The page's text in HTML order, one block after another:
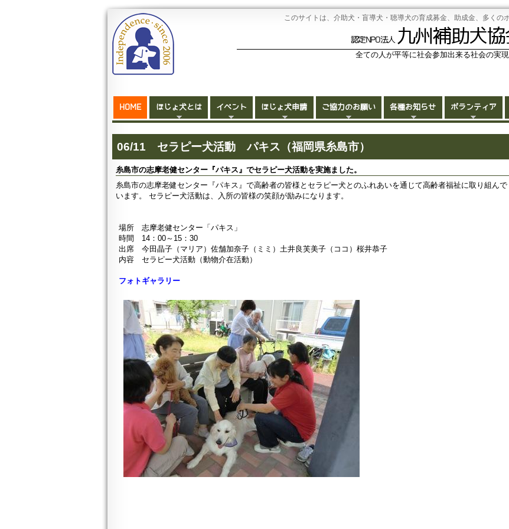
このサイトは、介助犬・盲導犬・聴導犬の育成募金、助成金、多くの
認定NPO法人 九州補助犬
全ての人が平等に社会参加出来る社会の実
HOME ほじょ犬とは イベント ほじょ犬申請 ご協力のお願い 各種お知らせ ボランティア
06/11 セラピー犬活動 パキス（福岡県糸島市）
糸島市の志摩老健センター『パキス』でセラピー犬活動を実施ました。
糸島市の志摩老健センター『パキス』で高齢者の皆様とセラピー犬とのふれあいを通じて高齢者福祉に取り組んで
います。 セラピー犬活動は、入所の皆様の笑顔が励みになります。
場所 志摩老健センター「パキス」
時間 14：00～15：30
出席 今田晶子（マリア）佐舗加奈子（ミミ）土井良芙美子（ココ）桜井恭子
内容 セラピー犬活動（動物介在活動）
フォトギャラリー